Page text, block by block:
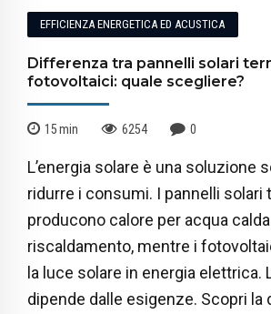
EFFICIENZA ENERGETICA ED ACUSTICA
Differenza tra pannelli solari
fotovoltaici: quale scegliere?
15min 6254 0
L’energia solare è una soluzione
ridurre i consumi. I pannelli solari
producono calore per acqua
riscaldamento, mentre i
la luce solare in energia elettrica.
dipende dalle esigenze. Scopri